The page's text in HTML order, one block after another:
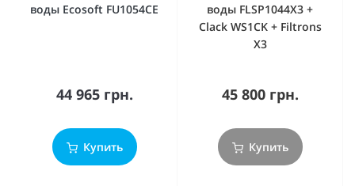
воды Ecosoft FU1054CE
44 965 грн.
Купить
воды FLSP1044X3 +
Clack WS1CK + Filtrons
X3
45 800 грн.
Купить